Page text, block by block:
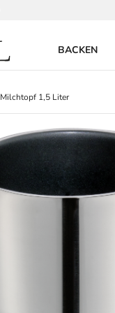
BACKEN
Milchtopf 1,5 Liter